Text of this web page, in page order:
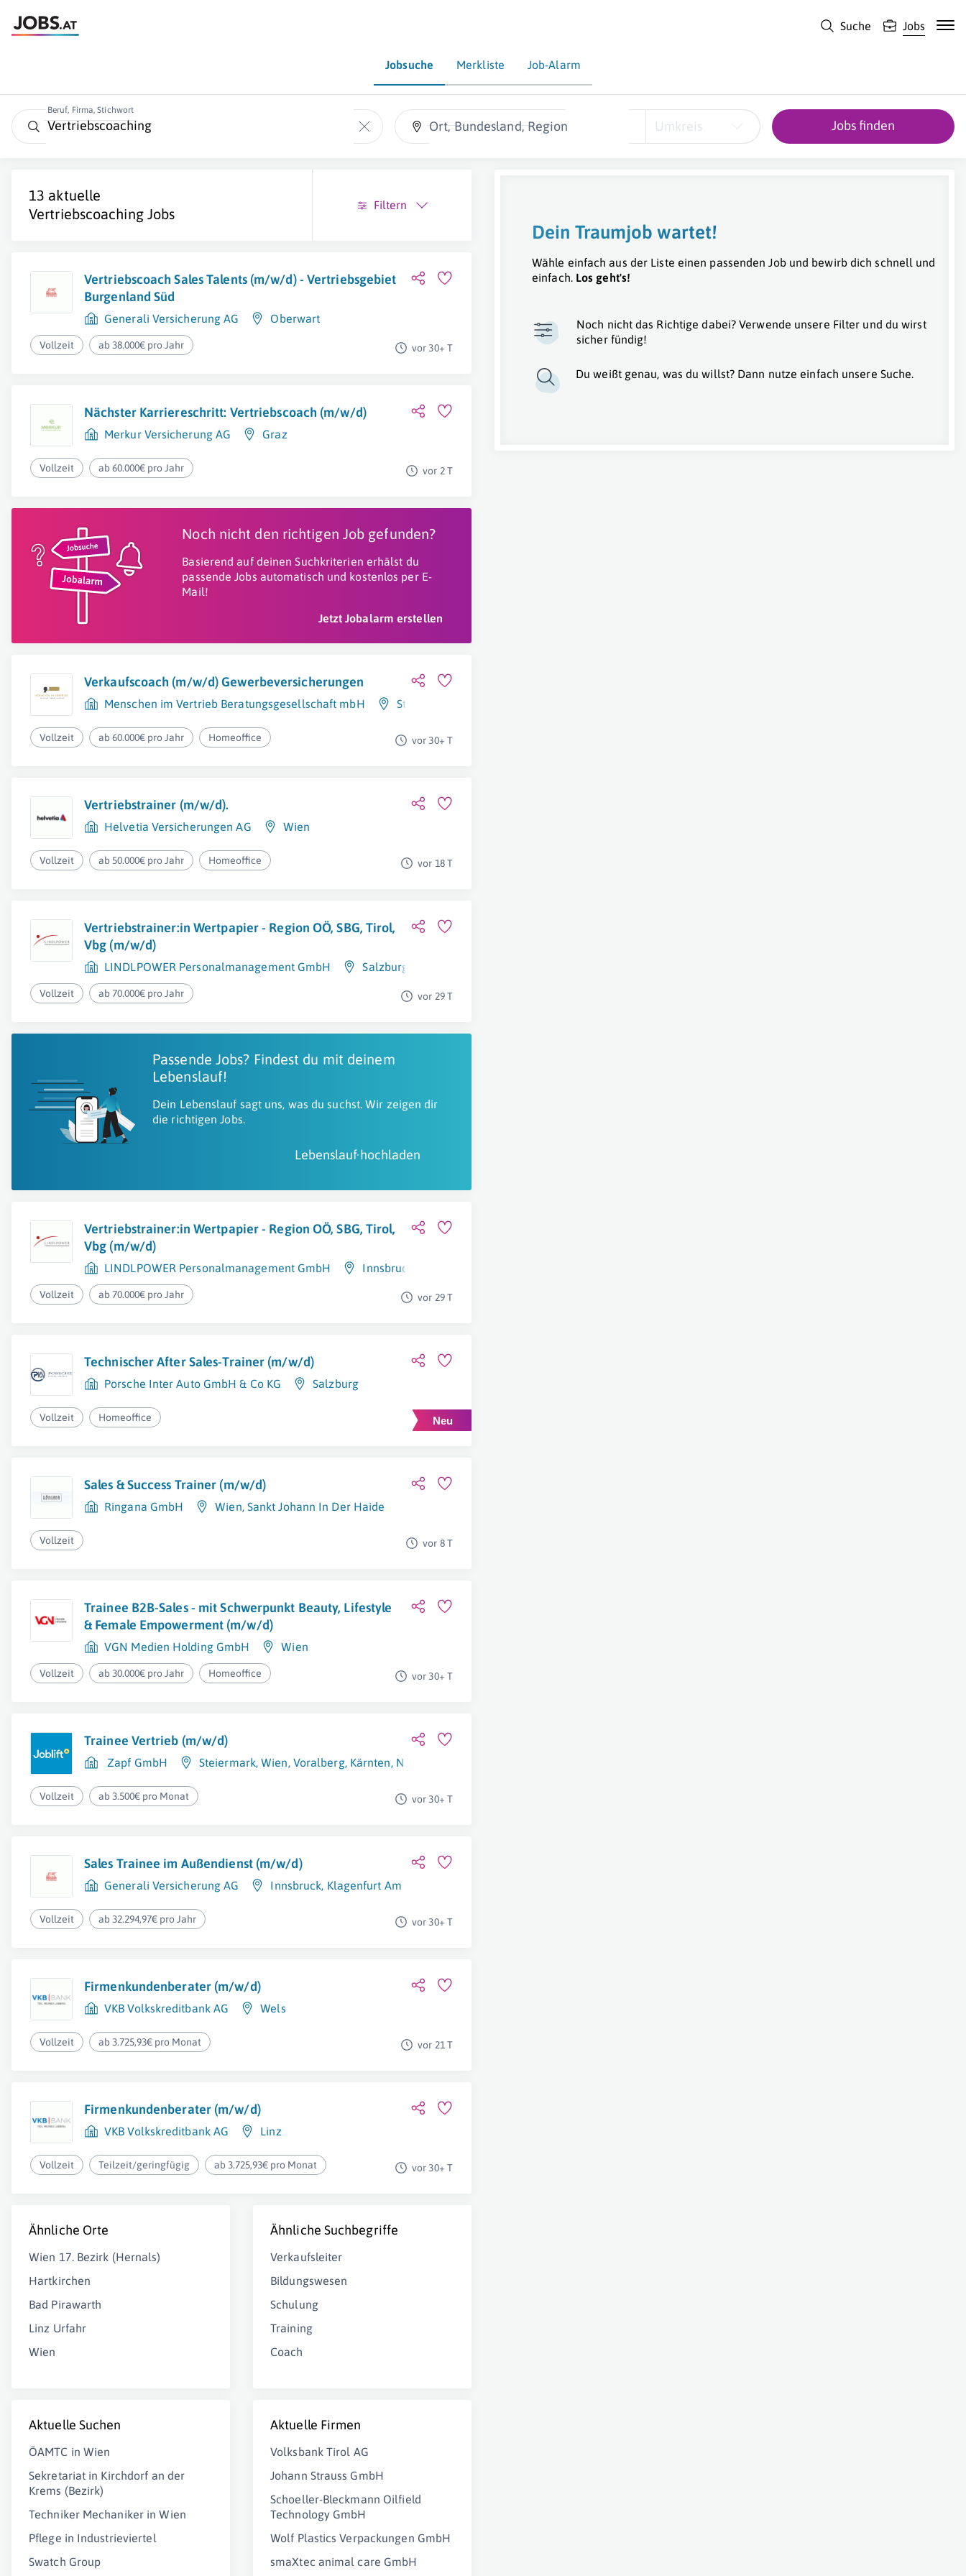
Suche Jobs
Jobsuche Merkliste Job-Alarm
Beruf, Firma, Stichwort
Ort, Bundesland, Region Umkreis Jobs finden
13 aktuelle
VertriebscoachingJobs
Filtern
Vertriebscoach Sales Talents (m/w/d) - Vertriebsgebiet
Burgenland Süd
Generali Versicherung AG Oberwart
Vollzeit ab 38.000€ pro Jahr vor 30+ T
Nächster Karriereschritt: Vertriebscoach (m/w/d)
Merkur Versicherung AG Graz
Vollzeit ab 60.000€ pro Jahr vor 2 T
Noch nicht den richtigen Job gefunden?
Basierend auf deinen Suchkriterien erhälst du
passende Jobs automatisch und kostenlos per E-
Mail!
Jetzt Jobalarm erstellen
Verkaufscoach (m/w/d) Gewerbeversicherungen
Menschen im Vertrieb Beratungsgesellschaft mbH Steiermark
Vollzeit ab 60.000€ pro Jahr Homeoffice vor 30+ T
Vertriebstrainer (m/w/d).
Helvetia Versicherungen AG Wien
Vollzeit ab 50.000€ pro Jahr Homeoffice vor 18 T
Vertriebstrainer:in Wertpapier - Region OÖ, SBG, Tirol,
Vbg (m/w/d)
LINDLPOWER Personalmanagement GmbH Salzburg
Vollzeit ab 70.000€ pro Jahr vor 29 T
Passende Jobs? Findest du mit deinem
Lebenslauf!
Dein Lebenslauf sagt uns, was du suchst. Wir zeigen dir
die richtigen Jobs.
Lebenslauf hochladen
Vertriebstrainer:in Wertpapier - Region OÖ, SBG, Tirol,
Vbg (m/w/d)
LINDLPOWER Personalmanagement GmbH Innsbruck
Vollzeit ab 70.000€ pro Jahr vor 29 T
Technischer After Sales-Trainer (m/w/d)
Porsche Inter Auto GmbH & Co KG Salzburg
Vollzeit Homeoffice
Sales & Success Trainer (m/w/d)
Ringana GmbH Wien, Sankt Johann In Der Haide
Vollzeit vor 8 T
Trainee B2B-Sales - mit Schwerpunkt Beauty, Lifestyle
& Female Empowerment (m/w/d)
VGN Medien Holding GmbH Wien
Vollzeit ab 30.000€ pro Jahr Homeoffice vor 30+ T
Trainee Vertrieb (m/w/d)
Zapf GmbH Steiermark,Wien, Voralberg, Kärnten, Niederösterreich
Vollzeit ab 3.500€ pro Monat vor 30+ T
Sales Trainee im Außendienst (m/w/d)
Generali Versicherung AG Innsbruck, Klagenfurt Am Wörthersee
Vollzeit ab 32.294,97€ pro Jahr vor 30+ T
Firmenkundenberater (m/w/d)
VKB Volkskreditbank AG Wels
Vollzeit ab 3.725,93€ pro Monat vor 21 T
Firmenkundenberater (m/w/d)
VKB Volkskreditbank AG Linz
Vollzeit Teilzeit/geringfügig ab 3.725,93€ pro Monat vor 30+ T
Ähnliche Orte
Wien 17. Bezirk (Hernals)
Hartkirchen
Bad Pirawarth
Linz Urfahr
Wien
Ähnliche Suchbegriffe
Verkaufsleiter
Bildungswesen
Schulung
Training
Coach
Aktuelle Suchen
ÖAMTC in Wien
Sekretariat in Kirchdorf an der
Krems (Bezirk)
Techniker Mechaniker in Wien
Pflege in Industrieviertel
Swatch Group
Aktuelle Firmen
Volksbank Tirol AG
Johann Strauss GmbH
Schoeller-Bleckmann Oilfield
Technology GmbH
Wolf Plastics Verpackungen GmbH
smaXtec animal care GmbH
Dein Traumjob wartet!
Wähle einfach aus der Liste einen passenden Job und bewirb dich schnell und
einfach. Los geht's!
Noch nicht das Richtige dabei? Verwende unsere Filter und du wirst
sicher fündig!
Du weißt genau, was du willst? Dann nutze einfach unsere Suche.